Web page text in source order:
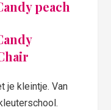
je kleintje. Van